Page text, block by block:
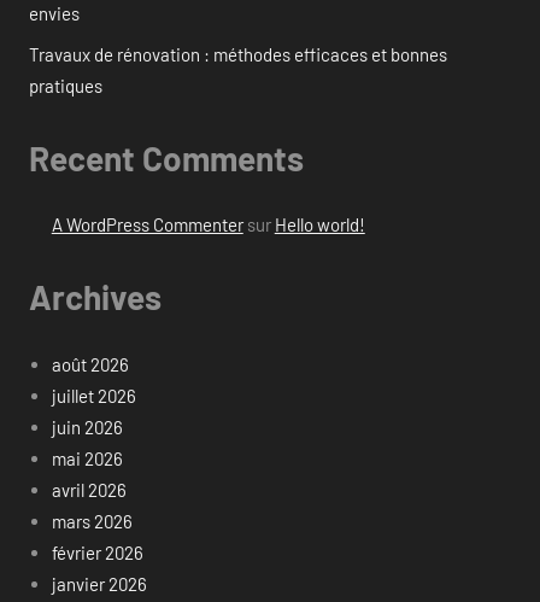
envies
Travaux de rénovation : méthodes efficaces et bonnes
pratiques
Recent Comments
A WordPress Commentersur Hello world!
Archives
août 2026
juillet 2026
juin 2026
mai 2026
avril 2026
mars 2026
février 2026
janvier 2026